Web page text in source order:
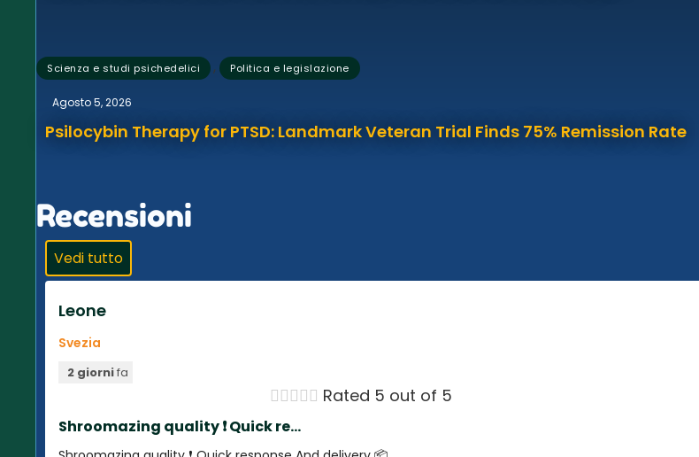
Scienza e studi psichedelici , Politica e legislazione
Agosto 5, 2026
Psilocybin Therapy for PTSD: Landmark Veteran Trial Finds 75% Remission Rate
Recensioni
Vedi tutto
Leone
Svezia
2 giornifa
 Rated 5 out of 5
Shroomazing quality ❗️ Quick re...